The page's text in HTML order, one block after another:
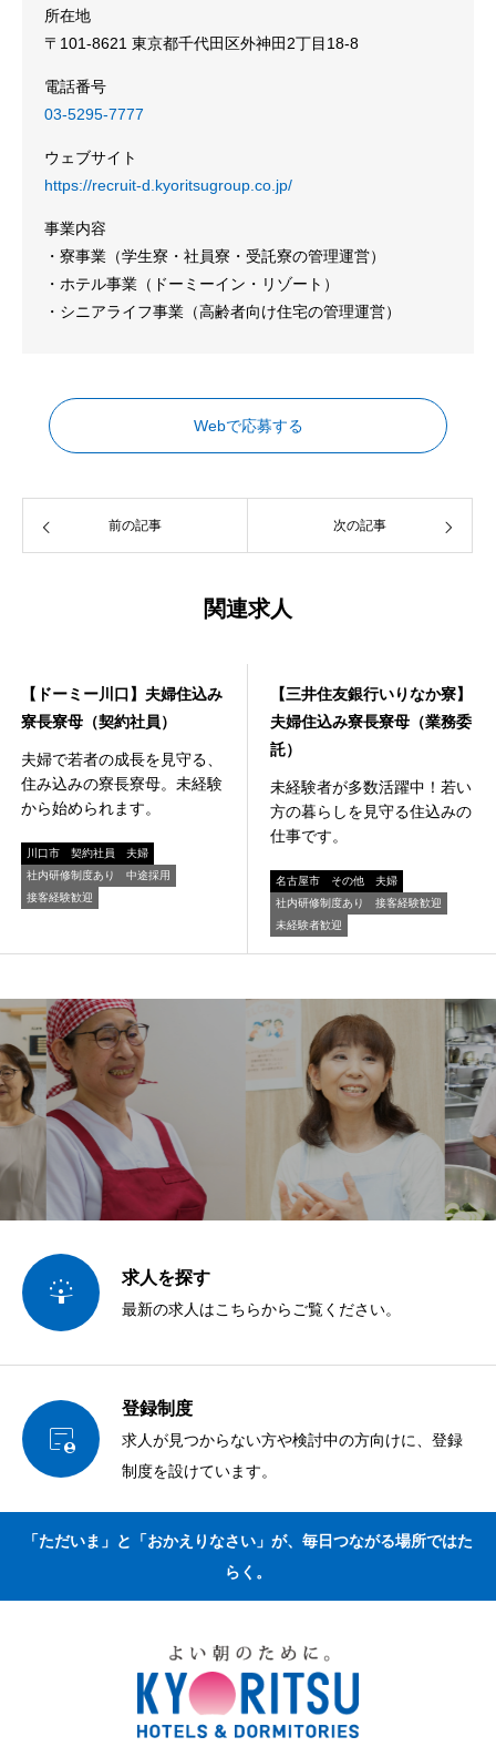
所在地
〒101-8621 東京都千代田区外神田2丁目18-8
電話番号
03-5295-7777
ウェブサイト
https://recruit-d.kyoritsugroup.co.jp/
事業内容
・寮事業（学生寮・社員寮・受託寮の管理運営）
・ホテル事業（ドーミーイン・リゾート）
・シニアライフ事業（高齢者向け住宅の管理運営）
Webで応募する
前の記事 次の記事
関連求人
【ドーミー川口】夫婦住込み
寮長寮母（契約社員）
夫婦で若者の成長を見守る、
住み込みの寮長寮母。未経験
から始められます。
川口市 契約社員
夫婦
社内研修制度あり
中途採用
接客経験歓迎
【三井住友銀行いりなか寮】
夫婦住込み寮長寮母（業務委
託）
未経験者が多数活躍中！若い
方の暮らしを見守る住込みの
仕事です。
名古屋市 その他
夫婦
社内研修制度あり
接客経験歓迎
未経験者歓迎
 求人を探す
最新の求人はこちらからご覧ください。

登録制度
求人が見つからない方や検討中の方向けに、登録
制度を設けています。
「ただいま」と「おかえりなさい」が、毎日つながる場所ではた
らく。